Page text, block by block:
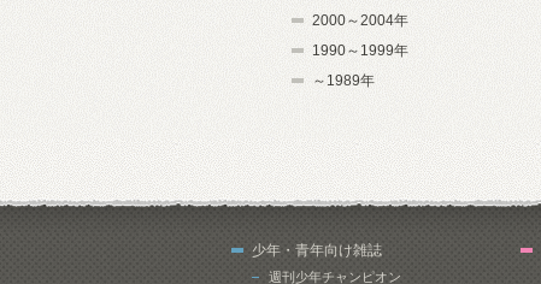
2000～2004年
1990～1999年
～1989年
少年・青年向け雑誌
週刊少年チャンピオン